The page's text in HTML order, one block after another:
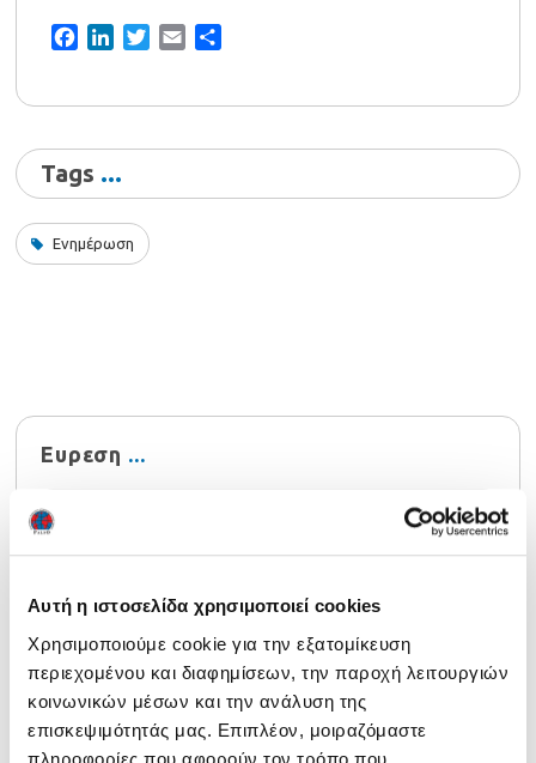
Αυτή η ιστοσελίδα χρησιμοποιεί cookies
Χρησιμοποιούμε cookie για την εξατομίκευση
περιεχομένου και διαφημίσεων, την παροχή λειτουργιών
κοινωνικών μέσων και την ανάλυση της
επισκεψιμότητάς μας. Επιπλέον, μοιραζόμαστε
πληροφορίες που αφορούν τον τρόπο που
FacebookLinkedInTwitterEmail
Tags
Ενημέρωση
Ευρεση
Τελευταία νέα
Ενημέρωση 29/07/2026 29 July 2026
Αναρτήθηκαν τα αποτελέσματα NOCN Μαΐου 2026
July 2026